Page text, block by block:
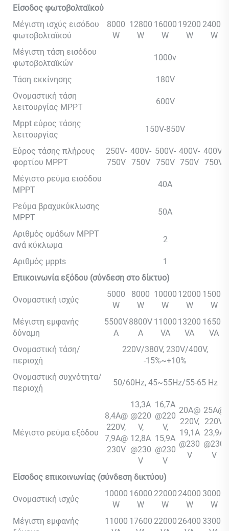
Είσοδος φωτοβολταϊκού
Μέγιστη ισχύς εισόδου
φωτοβολταϊκού
8000
W
12800
W
16000
W
19200
W
24000
W
Μέγιστη τάση εισόδου
φωτοβολταϊκών
1000v
Τάση εκκίνησης
180V
Ονομαστική τάση
λειτουργίας MPPT
600V
Mppt εύρος τάσης
λειτουργίας
150V-850V
Εύρος τάσης πλήρους
φορτίου MPPT
250V-
750V
400V-
750V
500V-
750V
400V-
750V
400V-
750V
Μέγιστο ρεύμα εισόδου
MPPT
40A
Ρεύμα βραχυκύκλωσης
MPPT
50A
Αριθμός ομάδων MPPT
ανά κύκλωμα
2
Αριθμός μppts
1
Επικοινωνία εξόδου (σύνδεση στο δίκτυο)
Ονομαστική ισχύς
5000
W
8000
W
10000
W
12000
W
15000
W
Μέγιστη εμφανής
δύναμη
5500V
A
8800V
A
11000
VA
13200
VA
16500
VA
Ονομαστική τάση/
περιοχή
220V/380V, 230V/400V,
-15%~+10%
Ονομαστική συχνότητα/
περιοχή
50/60Hz, 45~55Hz/55-65 Hz
Μέγιστο ρεύμα εξόδου
8,4A@
220V,
7,9A@
230V
13,3A
@220
V,
12,8A
@230
V
16,7A
@220
V,
15,9A
@230
V
20A@
220V,
19,1A
@230
V
25A@
220V,
23,9A
@230
V
Είσοδος επικοινωνίας (σύνδεση δικτύου)
Ονομαστική ισχύς
10000
W
16000
W
22000
W
24000
W
30000
W
Μέγιστη εμφανής
11000 17600 22000 26400 33000